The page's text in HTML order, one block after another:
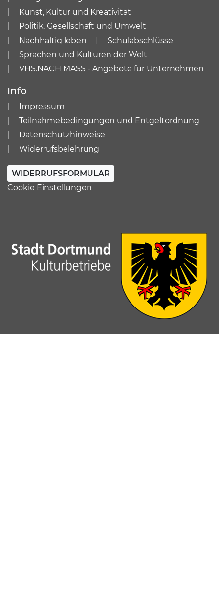
Kunst, Kultur und Kreativität
Politik, Gesellschaft und Umwelt
Nachhaltig leben
Schulabschlüsse
Sprachen und Kulturen der Welt
VHS.NACH MASS - Angebote für Unternehmen
Info
Impressum
Teilnahmebedingungen und Entgeltordnung
Datenschutzhinweise
Widerrufsbelehrung
WIDERRUFSFORMULAR
Cookie Einstellungen